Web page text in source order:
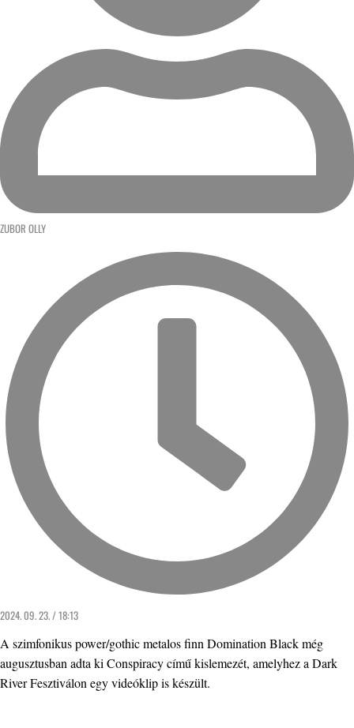
ZUBOR OLLY
2024. 09. 23. / 18:13
A szimfonikus power/gothic metalos finn Domination Black még
augusztusban adta ki Conspiracy című kislemezét, amelyhez a Dark
River Fesztiválon egy videóklip is készült.